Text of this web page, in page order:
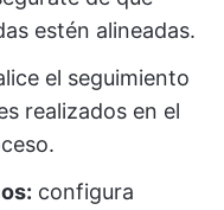
estén alineadas.
el seguimiento
realizados en el
configura